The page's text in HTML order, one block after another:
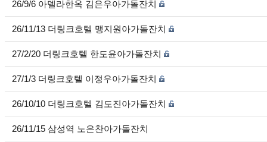
26/9/6 아델라한옥 김은우아가돌잔치
26/11/13 더링크호텔 맹지원아가돌잔치
27/2/20 더링크호텔 한도윤아가돌잔치
27/1/3 더링크호텔 이정우아가돌잔치
26/10/10 더링크호텔 김도진아가돌잔치
26/11/15 삼성역 노은찬아가돌잔치